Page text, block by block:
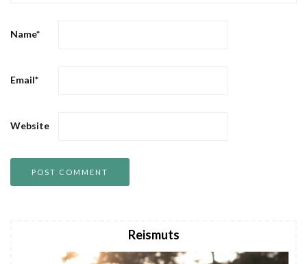
Name*
Email*
Website
Reismuts